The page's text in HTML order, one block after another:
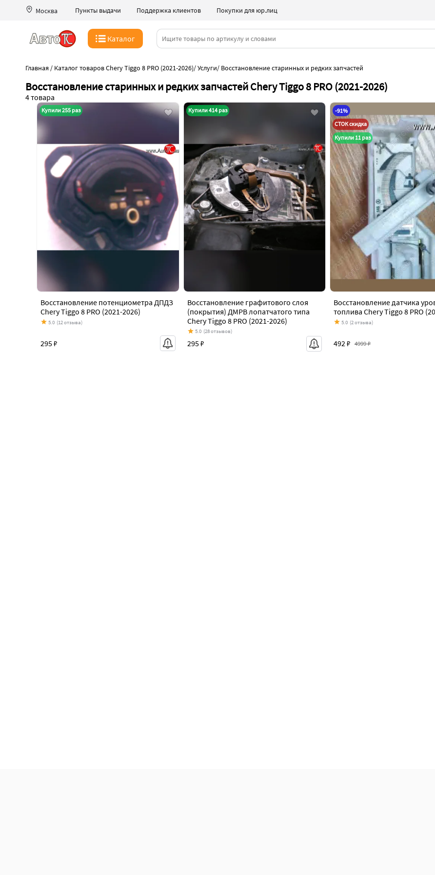
Москва Пункты выдачи Поддержка клиентов Покупки для юр.лиц
Каталог
Главная / Каталог товаров Chery Tiggo 8 PRO (2021-2026)/Услуги/ Восстановление старинных и редких запчастей
Восстановление старинных и редких запчастей Chery Tiggo 8 PRO (2021-2026)
4 товара
Купили 255 раз
Восстановление потенциометра ДПДЗ
Chery Tiggo 8 PRO (2021-2026)
5.0 (12 отзыва)
295 ₽
Купили 414 раз
Восстановление графитового слоя
(покрытия) ДМРВ лопатчатого типа
Chery Tiggo 8 PRO (2021-2026)
5.0 (28 отзывов)
295 ₽
-91%
СТОК скидка
Купили 11 раз
Восстановление датчика
топлива Chery Tiggo 8 PRO
5.0 (2 отзыва)
492 ₽ 4999 ₽